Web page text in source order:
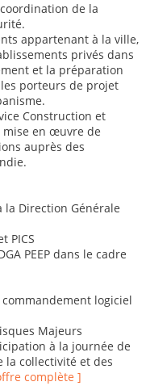
de la
appartenant à la ville,
privés dans
et la préparation
porteurs de projet
Construction et
mise en œuvre de
auprès des
Direction Générale
PICS
PEEP dans le cadre
logiciel
Majeurs
à la journée de
la collectivité et des
complète ]